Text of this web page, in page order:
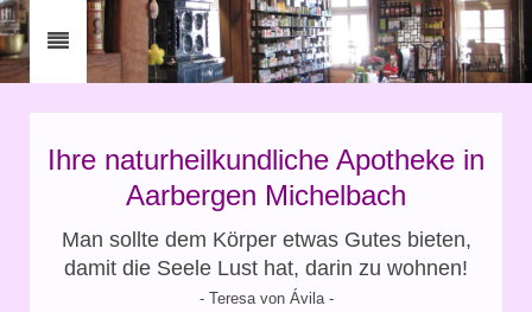
Ihre naturheilkundliche Apotheke in
Aarbergen Michelbach
Man sollte dem Körper etwas Gutes bieten,
damit die Seele Lust hat, darin zu wohnen!
- Teresa von Ávila -